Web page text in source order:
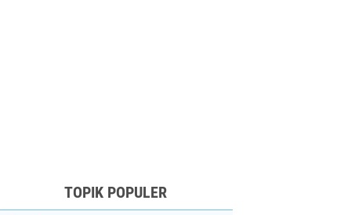
TOPIK POPULER